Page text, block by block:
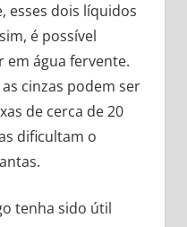
esses dois líquidos
é possível
em água fervente.
cinzas podem ser
de cerca de 20
dificultam o
tenha sido útil